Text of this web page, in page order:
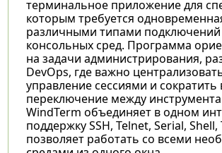
терминальное приложение для
которым требуется
различными типами
консольных сред. Программа
на задачи администрирования,
DevOps, где важно
управление сессиями и сократить
переключение между
WindTerm объединяет в одном
поддержку SSH, Telnet, Serial, Shell,
позволяет работать со всеми